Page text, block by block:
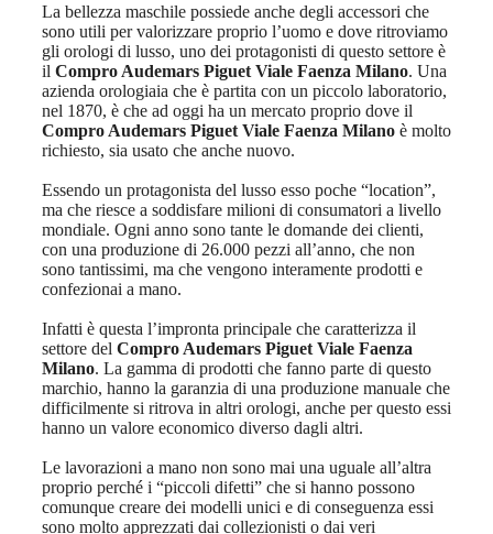
La bellezza maschile possiede anche degli accessori che
sono utili per valorizzare proprio l’uomo e dove ritroviamo
gli orologi di lusso, uno dei protagonisti di questo settore è
il Compro Audemars Piguet Viale Faenza Milano. Una
azienda orologiaia che è partita con un piccolo laboratorio,
nel 1870, è che ad oggi ha un mercato proprio dove il
Compro Audemars Piguet Viale Faenza Milano è molto
richiesto, sia usato che anche nuovo.
Essendo un protagonista del lusso esso poche “location”,
ma che riesce a soddisfare milioni di consumatori a livello
mondiale. Ogni anno sono tante le domande dei clienti,
con una produzione di 26.000 pezzi all’anno, che non
sono tantissimi, ma che vengono interamente prodotti e
confezionai a mano.
Infatti è questa l’impronta principale che caratterizza il
settore del Compro Audemars Piguet Viale Faenza
Milano. La gamma di prodotti che fanno parte di questo
marchio, hanno la garanzia di una produzione manuale che
difficilmente si ritrova in altri orologi, anche per questo essi
hanno un valore economico diverso dagli altri.
Le lavorazioni a mano non sono mai una uguale all’altra
proprio perché i “piccoli difetti” che si hanno possono
comunque creare dei modelli unici e di conseguenza essi
sono molto apprezzati dai collezionisti o dai veri